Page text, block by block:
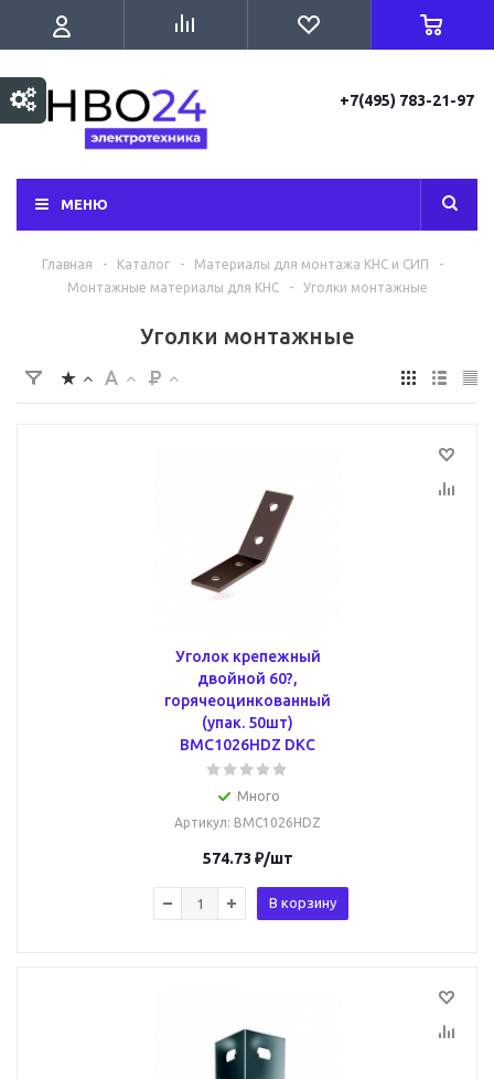
+7(495) 783-21-97
МЕНЮ
Главная - Каталог - Материалы для монтажа КНС и СИП
-
Монтажные материалы для КНС
- Уголки монтажные
Уголки монтажные
Уголок крепежный
двойной 60?,
горячеоцинкованный
(упак. 50шт)
BMC1026HDZ DKC
Много
Артикул: BMC1026HDZ
574.73 ₽/шт
В корзину